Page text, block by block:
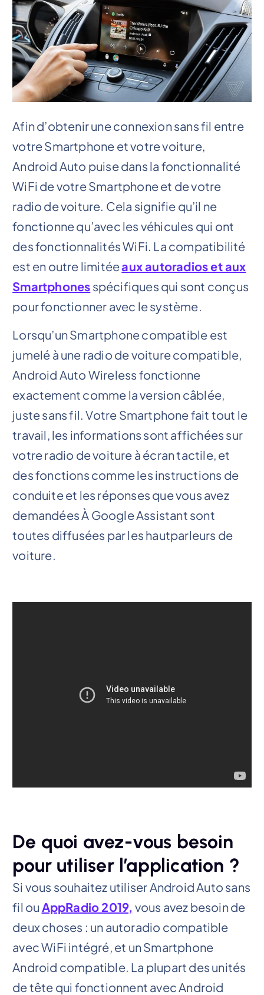
Afin d’obtenir une connexion sans fil entre
votre Smartphone et votre voiture,
Android Auto puise dans la fonctionnalité
WiFi de votre Smartphone et de votre
radio de voiture. Cela signifie qu’il ne
fonctionne qu’avec les véhicules qui ont
des fonctionnalités WiFi. La compatibilité
est en outre limitéeaux autoradios et aux
Smartphones spécifiques qui sont conçus
pour fonctionner avec le système.
Lorsqu’un Smartphone compatible est
jumelé à une radio de voiture compatible,
Android Auto Wireless fonctionne
exactement comme la version câblée,
juste sans fil. Votre Smartphone fait tout le
travail, les informations sont affichées sur
votre radio de voiture à écran tactile, et
des fonctions comme les instructions de
conduite et les réponses que vous avez
demandées À Google Assistant sont
toutes diffusées par les hautparleurs de
voiture.
De quoi avez-vous besoin
pour utiliser l’application ?
Si vous souhaitez utiliser Android Auto sans
fil ou AppRadio 2019, vous avez besoin de
deux choses : un autoradio compatible
avec WiFi intégré, et un Smartphone
Android compatible. La plupart des unités
de tête qui fonctionnent avec Android